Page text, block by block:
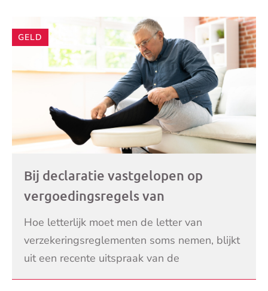
GELD
Bij declaratie vastgelopen op
vergoedingsregels van
zorgverzekeraar: ‘Regels zijn
regels’
Hoe letterlijk moet men de letter van
verzekeringsreglementen soms nemen, blijkt
uit een recente uitspraak van de
Geschillencommissie Zorgverzekeringen. Een
LEES VERDER